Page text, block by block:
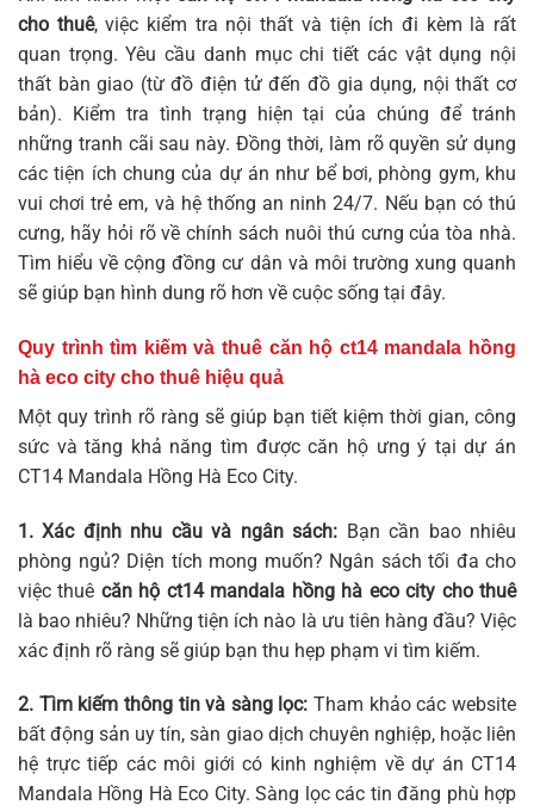
cho thuê, việc kiểm tra nội thất và tiện ích đi kèm là rất
quan trọng. Yêu cầu danh mục chi tiết các vật dụng nội
thất bàn giao (từ đồ điện tử đến đồ gia dụng, nội thất cơ
bản). Kiểm tra tình trạng hiện tại của chúng để tránh
những tranh cãi sau này. Đồng thời, làm rõ quyền sử dụng
các tiện ích chung của dự án như bể bơi, phòng gym, khu
vui chơi trẻ em, và hệ thống an ninh 24/7. Nếu bạn có thú
cưng, hãy hỏi rõ về chính sách nuôi thú cưng của tòa nhà.
Tìm hiểu về cộng đồng cư dân và môi trường xung quanh
sẽ giúp bạn hình dung rõ hơn về cuộc sống tại đây.
Quy trình tìm kiếm và thuê căn hộ ct14 mandala hồng
hà eco city cho thuê hiệu quả
Một quy trình rõ ràng sẽ giúp bạn tiết kiệm thời gian, công
sức và tăng khả năng tìm được căn hộ ưng ý tại dự án
CT14 Mandala Hồng Hà Eco City.
1. Xác định nhu cầu và ngân sách: Bạn cần bao nhiêu
phòng ngủ? Diện tích mong muốn? Ngân sách tối đa cho
việc thuê căn hộ ct14 mandala hồng hà eco city cho thuê
là bao nhiêu? Những tiện ích nào là ưu tiên hàng đầu? Việc
xác định rõ ràng sẽ giúp bạn thu hẹp phạm vi tìm kiếm.
2. Tìm kiếm thông tin và sàng lọc: Tham khảo các website
bất động sản uy tín, sàn giao dịch chuyên nghiệp, hoặc liên
hệ trực tiếp các môi giới có kinh nghiệm về dự án CT14
Mandala Hồng Hà Eco City. Sàng lọc các tin đăng phù hợp